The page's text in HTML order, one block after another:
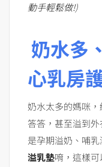
動手輕鬆做!)
奶水多
心乳房
奶水太多的媽咪
答答，甚至溢到
是孕期溢奶、哺
溢乳墊唷，這樣